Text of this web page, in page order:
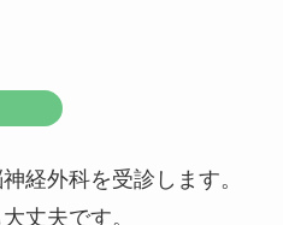
経外科を受診します。
丈夫です。